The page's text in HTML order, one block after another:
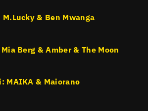
& Ben Mwanga
Berg & Amber & The Moon
MAIKA & Maiorano